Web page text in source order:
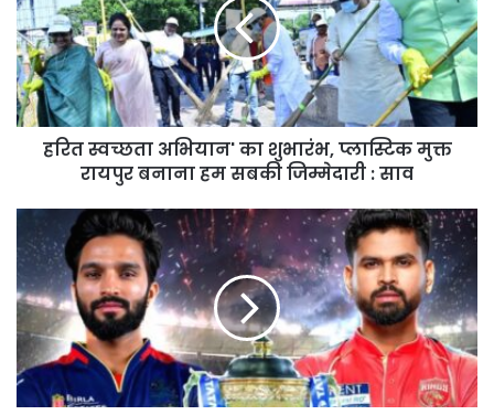
का
शुभारंभ,
प्लास्टिक
मुक्त
रायपुर
बनाना
:
हरित स्वच्छता अभियान' का शुभारंभ, प्लास्टिक मुक्त
रायपुर बनाना हम सबकी जिम्मेदारी : साव
आईपीएल
फाइनल
मुकाबला
:
आरसीबी
और
पंजाब
किंग्स
के